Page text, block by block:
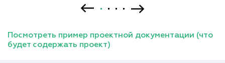
Посмотреть пример проектной документации (что
будет содержать проект)